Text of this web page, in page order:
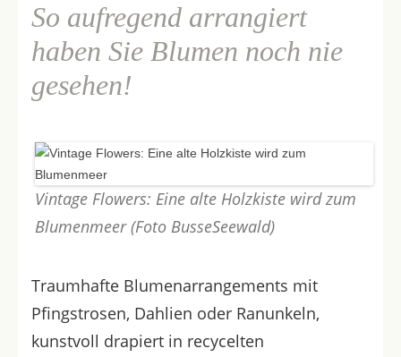
So aufregend arrangiert
haben Sie Blumen noch nie
gesehen!
Vintage Flowers: Eine alte Holzkiste wird zum
Blumenmeer (Foto BusseSeewald)
Traumhafte Blumenarrangements mit
Pfingstrosen, Dahlien oder Ranunkeln,
kunstvoll drapiert in recycelten